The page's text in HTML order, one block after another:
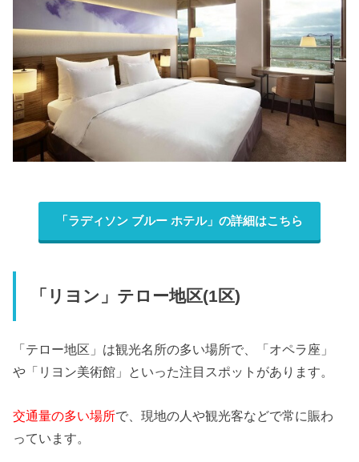
「ラディソン ブルー ホテル」の詳細はこちら
「リヨン」テロー地区(1区)
「テロー地区」は観光名所の多い場所で、「オペラ座」
や「リヨン美術館」といった注目スポットがあります。
交通量の多い場所で、現地の人や観光客などで常に賑わ
っています。